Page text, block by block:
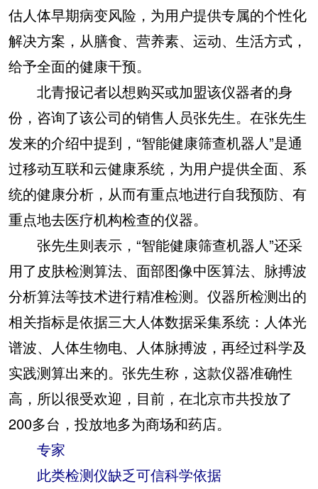
估人体早期病变风险，为用户提供专属的个性化
解决方案，从膳食、营养素、运动、生活方式，
给予全面的健康干预。
北青报记者以想购买或加盟该仪器者的身
份，咨询了该公司的销售人员张先生。在张先生
发来的介绍中提到，“智能健康筛查机器人”是通
过移动互联和云健康系统，为用户提供全面、系
统的健康分析，从而有重点地进行自我预防、有
重点地去医疗机构检查的仪器。
张先生则表示，“智能健康筛查机器人”还采
用了皮肤检测算法、面部图像中医算法、脉搏波
分析算法等技术进行精准检测。仪器所检测出的
相关指标是依据三大人体数据采集系统：人体光
谱波、人体生物电、人体脉搏波，再经过科学及
实践测算出来的。张先生称，这款仪器准确性
高，所以很受欢迎，目前，在北京市共投放了
200多台，投放地多为商场和药店。
专家
此类检测仪缺乏可信科学依据